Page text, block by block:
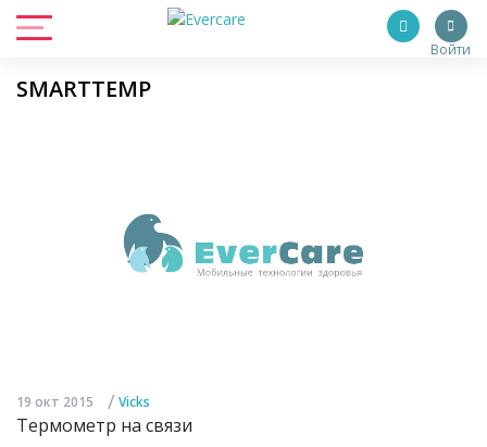
Войти
SMARTTEMP
19 окт 2015 / Vicks
Термометр на связи